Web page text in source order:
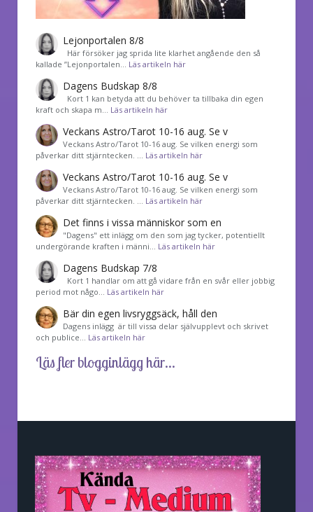
Lejonportalen 8/8
Här försöker jag sprida lite klarhet angående den så
kallade ”Lejonportalen… Läs artikeln här
Dagens Budskap 8/8
Kort 1 kan betyda att du behöver ta tillbaka din egen
kraft och skapa m… Läs artikeln här
Veckans Astro/Tarot 10-16 aug. Se v
Veckans Astro/Tarot 10-16 aug. Se vilken energi som
påverkar ditt stjärntecken. … Läs artikeln här
Veckans Astro/Tarot 10-16 aug. Se v
Veckans Astro/Tarot 10-16 aug. Se vilken energi som
påverkar ditt stjärntecken. … Läs artikeln här
Det finns i vissa människor som en
"Dagens" ett inlägg om den som jag tycker, potentiellt
undergörande kraften i männi… Läs artikeln här
Dagens Budskap 7/8
Kort 1 handlar om att gå vidare från en svår eller jobbig
period mot någo… Läs artikeln här
Bär din egen livsryggsäck, håll den
Dagens inlägg är till vissa delar självupplevt och skrivet
och publice… Läs artikeln här
Läs fler blogginlägg här...